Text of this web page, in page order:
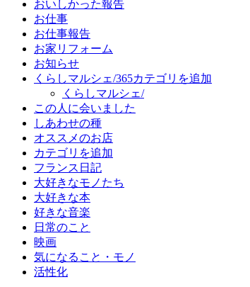
おいしかった報告
お仕事
お仕事報告
お家リフォーム
お知らせ
くらしマルシェ/365カテゴリを追加
くらしマルシェ/
この人に会いました
しあわせの種
オススメのお店
カテゴリを追加
フランス日記
大好きなモノたち
大好きな本
好きな音楽
日常のこと
映画
気になること・モノ
活性化